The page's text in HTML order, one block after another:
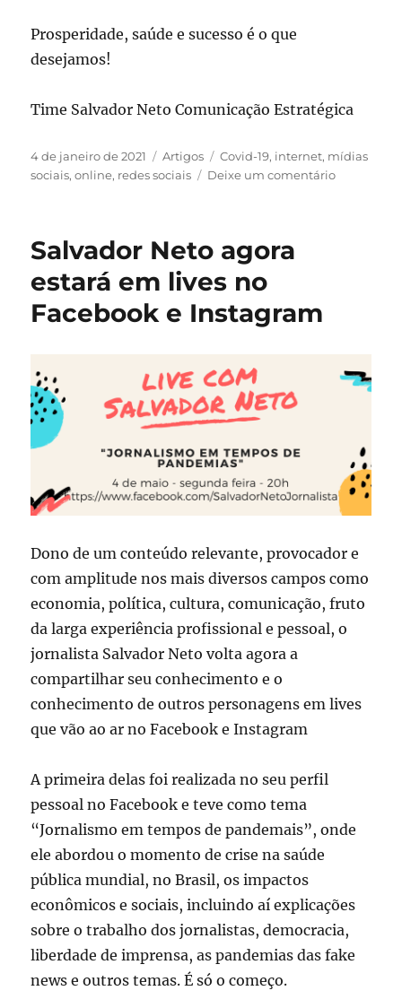
Prosperidade, saúde e sucesso é o que
desejamos!
Time Salvador Neto Comunicação Estratégica
Publicado
em
4 de janeiro de 2021 Categorias
Artigos Tags
Covid-19, internet, mídias
sociais,online, redes sociais Deixe um comentárioem
Salvador Neto agora
estará em lives no
Facebook e Instagram
Dono de um conteúdo relevante, provocador e
com amplitude nos mais diversos campos como
economia, política, cultura, comunicação, fruto
da larga experiência profissional e pessoal, o
jornalista Salvador Neto volta agora a
compartilhar seu conhecimento e o
conhecimento de outros personagens em lives
que vão ao ar no Facebook e Instagram
A primeira delas foi realizada no seu perfil
pessoal no Facebook e teve como tema
“Jornalismo em tempos de pandemais”, onde
ele abordou o momento de crise na saúde
pública mundial, no Brasil, os impactos
econômicos e sociais, incluindo aí explicações
sobre o trabalho dos jornalistas, democracia,
liberdade de imprensa, as pandemias das fake
news e outros temas. É só o começo.